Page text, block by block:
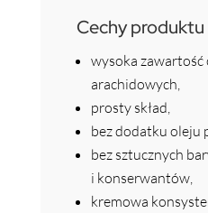
Cechy produktu
wysoka zawartość
arachidowych,
prosty skład,
bez dodatku oleju
bez sztucznych
i konserwantów,
kremowa